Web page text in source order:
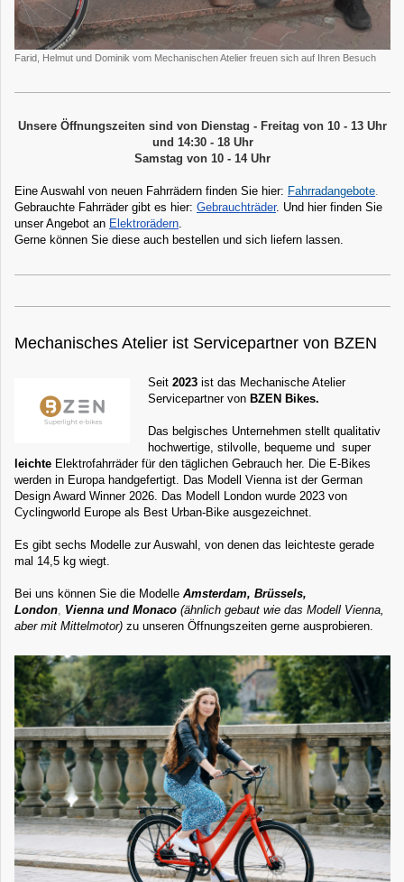
Farid, Helmut und Dominik vom Mechanischen Atelier freuen sich auf Ihren Besuch
Unsere Öffnungszeiten sind von Dienstag - Freitag von 10 - 13 Uhr
und 14:30 - 18 Uhr
Samstag von 10 - 14 Uhr
Eine Auswahl von neuen Fahrrädern finden Sie hier: Fahrradangebote.
Gebrauchte Fahrräder gibt es hier: Gebrauchträder. Und hier finden Sie
unser Angebot an Elektrorädern.
Gerne können Sie diese auch bestellen und sich liefern lassen.
Mechanisches Atelier ist Servicepartner von BZEN
Seit 2023 ist das Mechanische Atelier
Servicepartner von BZEN Bikes.
Das belgisches Unternehmen stellt qualitativ
hochwertige, stilvolle, bequeme und super
leichte Elektrofahrräder für den täglichen Gebrauch her. Die E-Bikes
werden in Europa handgefertigt. Das Modell Vienna ist der German
Design Award Winner 2026. Das Modell London wurde 2023 von
Cyclingworld Europe als Best Urban-Bike ausgezeichnet.
Es gibt sechs Modelle zur Auswahl, von denen das leichteste gerade
mal 14,5 kg wiegt.
Bei uns können Sie die Modelle Amsterdam, Brüssels,
London, Vienna und Monaco (ähnlich gebaut wie das Modell Vienna,
aber mit Mittelmotor) zu unseren Öffnungszeiten gerne ausprobieren.